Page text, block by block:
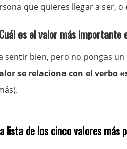
que quieres llegar a ser, o
es el valor más importante
sentir bien, pero no pongas
se relaciona con el verbo
lista de los cinco valores más